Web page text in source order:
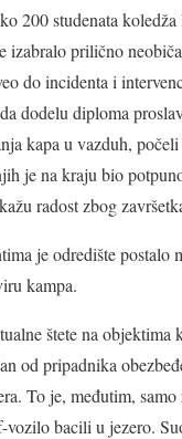
200 studenata
izabralo prilično
do incidenta i
dodelu diploma
kapa u vazduh,
je na kraju bio
radost zbog
je odredište postalo
kampa.
štete na objektima
od pripadnika
To je, međutim, samo
bacili u jezero.